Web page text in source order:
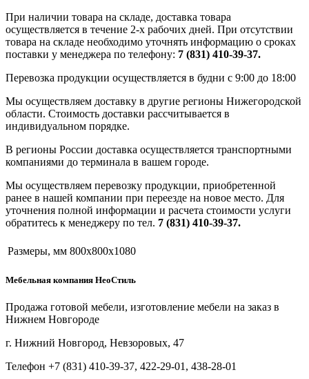
При наличии товара на складе, доставка товара
осуществляется в течение 2-х рабочих дней. При отсутствии
товара на складе необходимо уточнять информацию о сроках
поставки у менеджера по телефону: 7 (831) 410-39-37.
Перевозка продукции осуществляется в будни с 9:00 до 18:00
Мы осуществляем доставку в другие регионы Нижегородской
области. Стоимость доставки рассчитывается в
индивидуальном порядке.
В регионы России доставка осуществляется транспортными
компаниями до терминала в вашем городе.
Мы осуществляем перевозку продукции, приобретенной
ранее в нашей компании при переезде на новое место. Для
уточнения полной информации и расчета стоимости услуги
обратитесь к менеджеру по тел. 7 (831) 410-39-37.
Размеры, мм 800х800x1080
Мебельная компания НеоСтиль
Продажа готовой мебели, изготовление мебели на заказ в
Нижнем Новгороде
г. Нижний Новгород, Невзоровых, 47
Телефон +7 (831) 410-39-37, 422-29-01, 438-28-01